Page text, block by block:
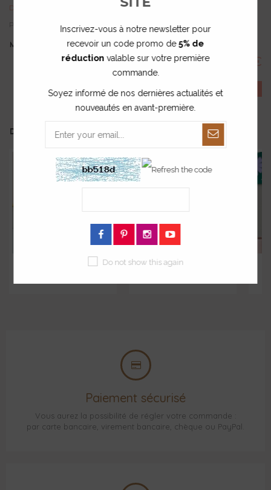
Délai de fabrication : 15 jours
Prix unitaire dégressif :
TTC
MONTANT TOTAL :
85.00 €
COMMANDER
DANS LA MÊME COLLECTION ...
Affiche en plexig... Affiche en plexig...
Paiement sécurisé
Vous aurez la possibilité de régler votre commande :
par carte bancaire, virement bancaire, chèque ou PayPal.
Inscrivez-vous à notre newsletter pour
recevoir un code promo de5% de
réduction valable sur votre première
commande.
Soyez informé de nos dernières actualités et
nouveautés en avant-première.
Do not show this again